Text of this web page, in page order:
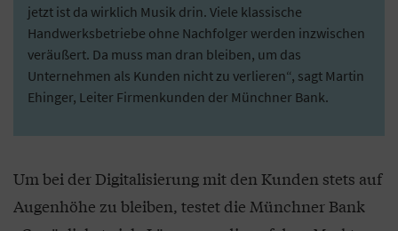
jetzt ist da wirklich Musik drin. Viele klassische
Handwerksbetriebe ohne Nachfolger werden inzwischen
veräußert. Da muss man dran bleiben, um das
Unternehmen als Kunden nicht zu verlieren“, sagt Martin
Ehinger, Leiter Firmenkunden der Münchner Bank.
Um bei der Digitalisierung mit den Kunden stets auf
Augenhöhe zu bleiben, testet die Münchner Bank